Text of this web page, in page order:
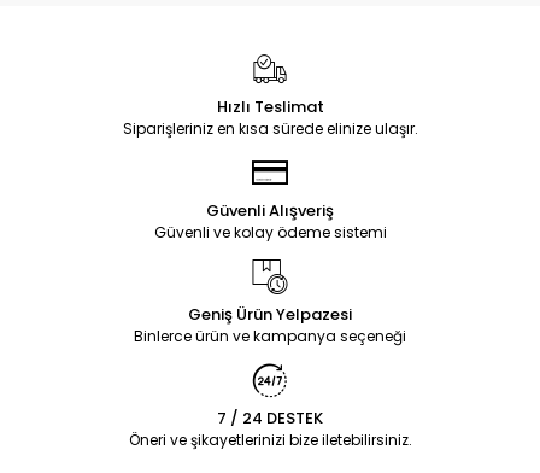
Hızlı Teslimat
Siparişleriniz en kısa sürede elinize ulaşır.
Güvenli Alışveriş
Güvenli ve kolay ödeme sistemi
Geniş Ürün Yelpazesi
Binlerce ürün ve kampanya seçeneği
7 / 24 DESTEK
Öneri ve şikayetlerinizi bize iletebilirsiniz.